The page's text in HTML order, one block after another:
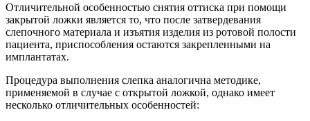
Отличительной особенностью снятия оттиска при помощи
закрытой ложки является то, что после затвердевания
слепочного материала и изъятия изделия из ротовой полости
пациента, приспособления остаются закрепленными на
имплантатах.
Процедура выполнения слепка аналогична методике,
применяемой в случае с открытой ложкой, однако имеет
несколько отличительных особенностей: